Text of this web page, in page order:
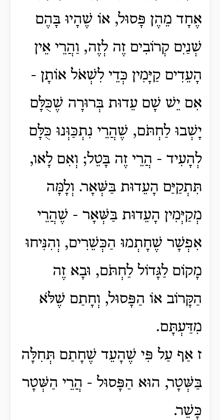
אֶחָד מֵהֶן פָּסוּל, אוֹ שֶׁהָיוּ בָּהֶם
שְׁנַיִם קְרוֹבִים זֶה לְזֶה, וַהֲרֵי אֵין
הָעֵדִים קַיָּמִין כְּדֵי לִשְׁאֹל אוֹתָן -
אִם יֵשׁ שָׁם עֵדוּת בְּרוּרָה שֶׁכֻּלָּם
יָשְׁבוּ לַחְתֹּם, שֶׁהֲרֵי נִתְכַּוְּנוּ כֻּלָּם
לְהָעִיד - הֲרֵי זֶה בָּטֵל; וְאִם לָאו,
תִּתְקַיַּם הָעֵדוּת בַּשְּׁאָר. וְלָמָּה
מְקַיְּמִין הָעֵדוּת בַּשְּׁאָר - שֶׁהֲרֵי
אִפְשָׁר שֶׁחָתְמוּ הַכְּשֵׁרִים, וְהִנִּיחוּ
מָקוֹם לַגָּדוֹל לַחְתֹּם, וּבָא זֶה
הַקָּרוֹב אוֹ הַפָּסוּל, וְחָתַם שֶׁלֹּא
מִדַּעְתָּם.
ז אַף עַל פִּי שֶׁהָעֵד שֶׁחָתַם תְּחִלָּה
בַּשְּׁטָר, הוּא הַפָּסוּל - הֲרֵי הַשְּׁטָר
כָּשֵׁר.